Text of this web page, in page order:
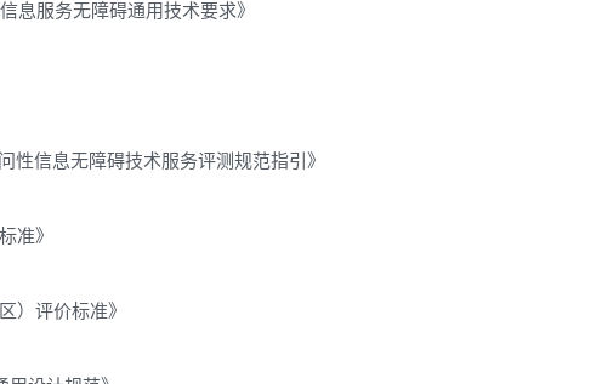
息服务无障碍通用技术要求》
性信息无障碍技术服务评测规范指引》
准》
）评价标准》